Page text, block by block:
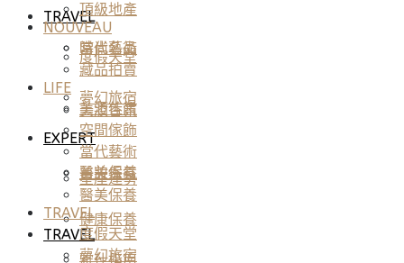
當代藝術
美妝香氛
醫美保養
TRAVEL
TRAVEL
度假天堂
夢幻旅宿
EXPERT
星座運勢
健康保養
頂級地產
NOUVEAU
時尚名品
藏品拍賣
LIFE
美酒佳餚
空間傢飾
當代藝術
美妝香氛
醫美保養
TRAVEL
度假天堂
夢幻旅宿